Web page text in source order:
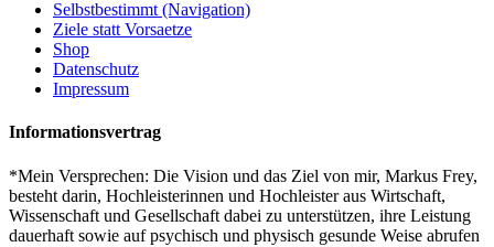
Selbstbestimmt (Navigation)
Ziele statt Vorsaetze
Shop
Datenschutz
Impressum
Informationsvertrag
*Mein Versprechen: Die Vision und das Ziel von mir, Markus Frey,
besteht darin, Hochleisterinnen und Hochleister aus Wirtschaft,
Wissenschaft und Gesellschaft dabei zu unterstützen, ihre Leistung
dauerhaft sowie auf psychisch und physisch gesunde Weise abrufen